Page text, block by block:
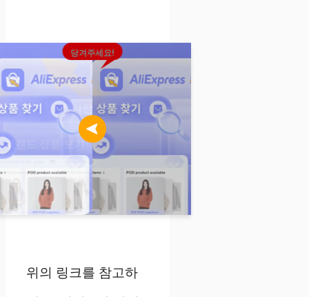
당겨주세요!
위의 링크를 참고하